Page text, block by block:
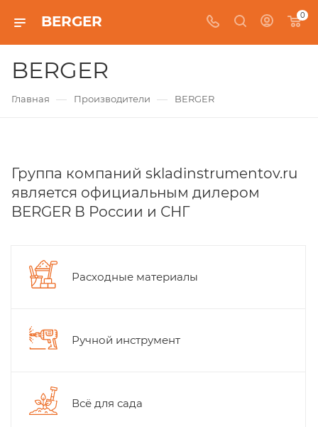
BERGER 0
BERGER
Главная — Производители — BERGER
Группа компаний skladinstrumentov.ru
является официальным дилером
BERGER В России и СНГ
Расходные материалы
Ручной инструмент
Всё для сада